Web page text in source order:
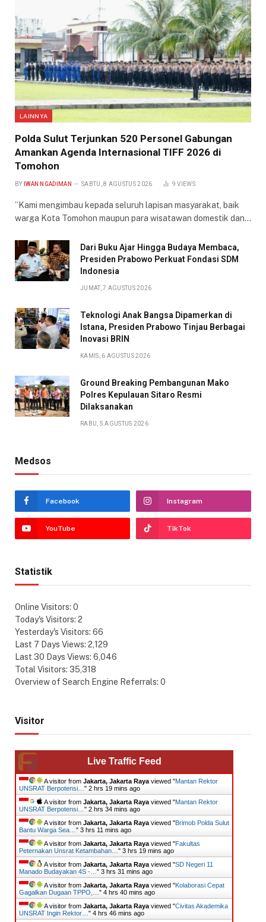
LAINNYA
​Polda Sulut Terjunkan 520 Personel Gabungan
Amankan Agenda Internasional TIFF 2026 di
Tomohon
BY IWAN NGADIMAN SABTU, 8 AGUSTUS 2026 9VIEWS
​”Kami mengimbau kepada seluruh lapisan masyarakat, baik
warga Kota Tomohon maupun para wisatawan domestik dan…
Dari Buku Ajar Hingga Budaya Membaca,
Presiden Prabowo Perkuat Fondasi SDM
Indonesia
JUMAT, 7 AGUSTUS 2026
Teknologi Anak Bangsa Dipamerkan di
Istana, Presiden Prabowo Tinjau Berbagai
Inovasi BRIN
KAMIS, 6 AGUSTUS 2026
Ground Breaking Pembangunan Mako
Polres Kepulauan Sitaro Resmi
Dilaksanakan
RABU, 5 AGUSTUS 2026
Medsos
Facebook Instagram
YouTube TikTok
Statistik
Online Visitors: 0
Today's Visitors: 2
Yesterday's Visitors: 66
Last 7 Days Views: 2,129
Last 30 Days Views: 6,046
Total Visitors: 35,318
Overview of Search Engine Referrals: 0
Visitor
Live Traffic Feed
A visitor from Jakarta, Jakarta Raya viewed "Mantan Rektor
UNSRAT Berpotensi… " 2 hrs 19 mins ago
A visitor from Jakarta, Jakarta Raya viewed "Mantan Rektor
UNSRAT Berpotensi… " 2 hrs 34 mins ago
A visitor from Jakarta, Jakarta Raya viewed "Brimob Polda Sulut
Bantu Warga Sea… " 3 hrs 11 mins ago
A visitor from Jakarta, Jakarta Raya viewed "Fakultas
Peternakan Unsrat Ketambahan… " 3 hrs 19 mins ago
A visitor from Jakarta, Jakarta Raya viewed "SD Negeri 11
Manado Budayakan 4S -… " 3 hrs 31 mins ago
A visitor from Jakarta, Jakarta Raya viewed "Kolaborasi Cepat
Gagalkan Dugaan TPPO,… " 4 hrs 40 mins ago
A visitor from Jakarta, Jakarta Raya viewed "Civitas Akademika
UNSRAT Ingin Rektor… " 4 hrs 46 mins ago